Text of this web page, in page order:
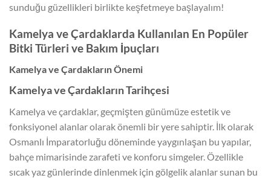
sunduğu güzellikleri birlikte keşfetmeye başlayalım!
Kamelya ve Çardaklarda Kullanılan En Popüler
Bitki Türleri ve Bakım İpuçları
Kamelya ve Çardakların Önemi
Kamelya ve Çardakların Tarihçesi
Kamelya ve çardaklar, geçmişten günümüze estetik ve
fonksiyonel alanlar olarak önemli bir yere sahiptir. İlk olarak
Osmanlı İmparatorluğu döneminde yaygınlaşan bu yapılar,
bahçe mimarisinde zarafeti ve konforu simgeler. Özellikle
sıcak yaz günlerinde dinlenmek için gölgelik alanlar sunan bu